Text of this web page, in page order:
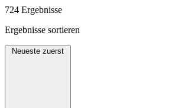
724 Ergebnisse
Ergebnisse sortieren
Neueste zuerst